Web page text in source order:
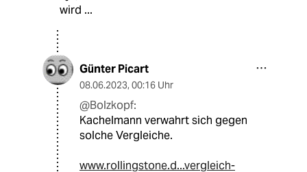
wird ...
Günter Picart
08.06.2023, 00:16 Uhr
@Bolzkopf:
Kachelmann verwahrt sich gegen
solche Vergleiche.
www.rollingstone.d...vergleich-